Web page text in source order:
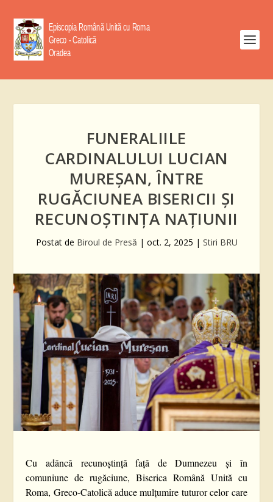
FUNERALIILE
CARDINALULUI LUCIAN
MUREȘAN, ÎNTRE
RUGĂCIUNEA BISERICII ȘI
RECUNOȘTINȚA NAȚIUNII
Postat de Biroul de Presă | oct. 2, 2025 | Stiri BRU
Cu adâncă recunoștință față de Dumnezeu și în
comuniune de rugăciune, Biserica Română Unită cu
Roma, Greco-Catolică aduce mulțumire tuturor celor care